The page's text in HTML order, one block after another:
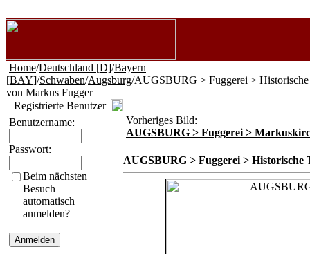
Home/Deutschland [D]/Bayern
[BAY]/Schwaben/Augsburg/AUGSBURG > Fuggerei > Historische
von Markus Fugger
Registrierte Benutzer
Benutzername:
Passwort:
Beim nächsten
Besuch
automatisch
anmelden?
Vorheriges Bild:
AUGSBURG > Fuggerei >
AUGSBURG > Fuggerei >